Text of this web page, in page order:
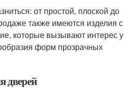
от простой, плоской до
также имеются изделия с
которые вызывают интерес у
форм прозрачных
дверей